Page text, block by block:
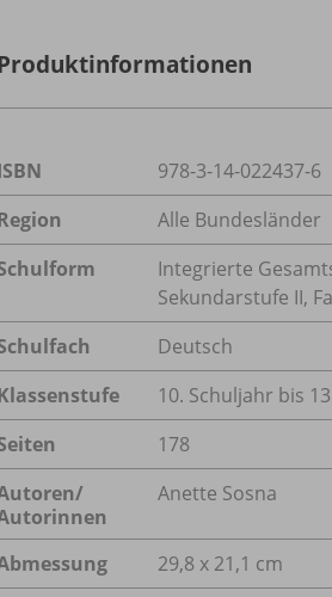
978-3-14-022437-6
Alle Bundesländer
Integrierte
Sekundarstufe II,
Deutsch
10. Schuljahr bis
178
Anette Sosna
29,8 x 21,1 cm